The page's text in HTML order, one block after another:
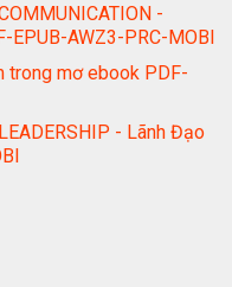
-
EPUB-AWZ3-PRC-MOBI
trong mơ ebook PDF-
- Lãnh Đạo